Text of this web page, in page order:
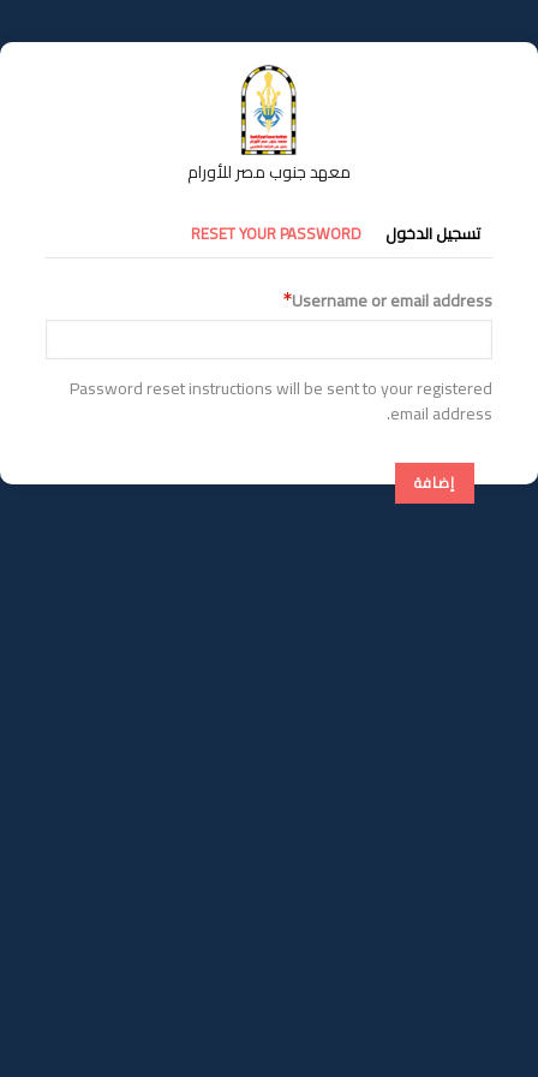
إلى
المحتوى
معهد جنوب مصر للأورام
التبويبات
الأساسية
تسجيل الدخول RESET YOUR PASSWORD
Username or email address
Password reset instructions will be sent to your registered
email address.